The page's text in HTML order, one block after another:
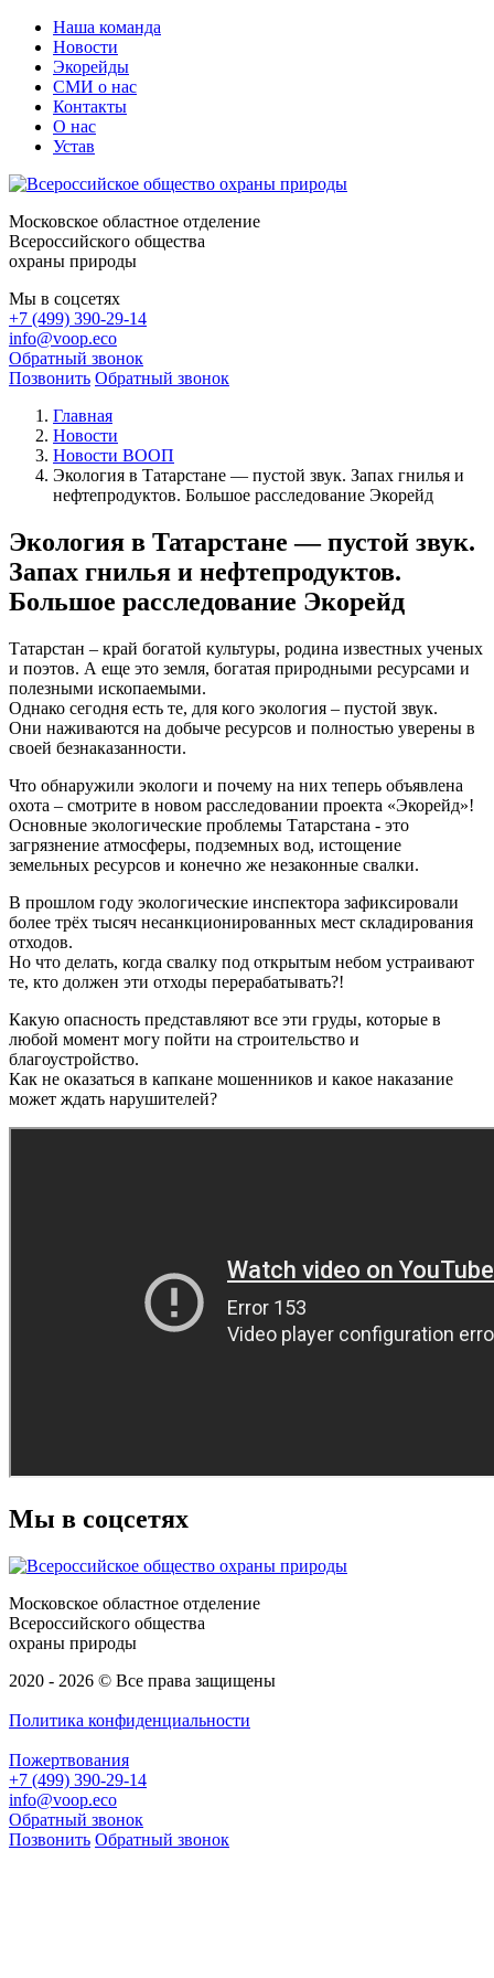
Наша команда
Новости
Экорейды
СМИ о нас
Контакты
О нас
Устав
Московское областное отделение
Всероссийского общества
охраны природы
Мы в соцсетях
+7 (499) 390-29-14
info@voop.eco
Обратный звонок
Позвонить Обратный звонок
Главная
Новости
Новости ВООП
Экология в Татарстане — пустой звук. Запах гнилья и
нефтепродуктов. Большое расследование Экорейд
Экология в Татарстане — пустой звук.
Запах гнилья и нефтепродуктов.
Большое расследование Экорейд
Татарстан – край богатой культуры, родина известных ученых
и поэтов. А еще это земля, богатая природными ресурсами и
полезными ископаемыми.
Однако сегодня есть те, для кого экология – пустой звук.
Они наживаются на добыче ресурсов и полностью уверены в
своей безнаказанности.
Что обнаружили экологи и почему на них теперь объявлена
охота – смотрите в новом расследовании проекта «Экорейд»!
Основные экологические проблемы Татарстана - это
загрязнение атмосферы, подземных вод, истощение
земельных ресурсов и конечно же незаконные свалки.
В прошлом году экологические инспектора зафиксировали
более трёх тысяч несанкционированных мест складирования
отходов.
Но что делать, когда свалку под открытым небом устраивают
те, кто должен эти отходы перерабатывать?!
Какую опасность представляют все эти груды, которые в
любой момент могу пойти на строительство и
благоустройство.
Как не оказаться в капкане мошенников и какое наказание
может ждать нарушителей?
Мы в соцсетях
Московское областное отделение
Всероссийского общества
охраны природы
2020 - 2026 © Все права защищены
Политика конфиденциальности
Пожертвования
+7 (499) 390-29-14
info@voop.eco
Обратный звонок
Позвонить Обратный звонок